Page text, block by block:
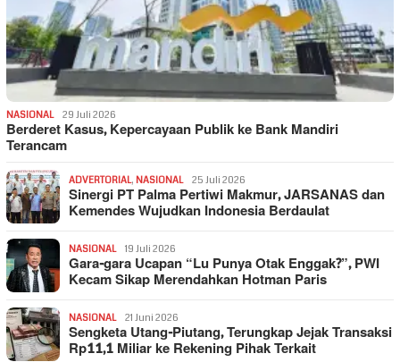
NASIONAL 29 Juli 2026
Berderet Kasus, Kepercayaan Publik ke Bank Mandiri
Terancam
ADVERTORIAL, NASIONAL 25 Juli 2026
Sinergi PT Palma Pertiwi Makmur, JARSANAS dan
Kemendes Wujudkan Indonesia Berdaulat
NASIONAL 19 Juli 2026
Gara-gara Ucapan “Lu Punya Otak Enggak?”, PWI
Kecam Sikap Merendahkan Hotman Paris
NASIONAL 21 Juni 2026
Sengketa Utang-Piutang, Terungkap Jejak Transaksi
Rp11,1 Miliar ke Rekening Pihak Terkait